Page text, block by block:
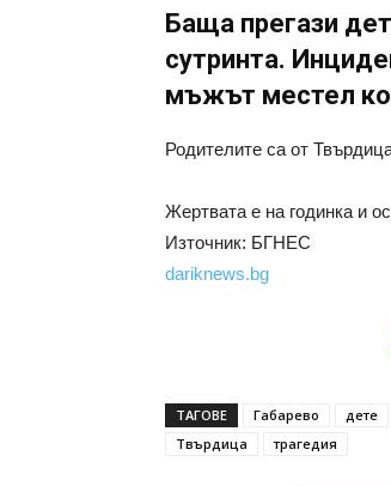
Баща прегази
сутринта.
мъжът местел
Родителите са от
Жертвата е на годинка и
Източник: БГНЕС
dariknews.bg
ТАГОВЕ Габарево дете
Твърдица
трагедия